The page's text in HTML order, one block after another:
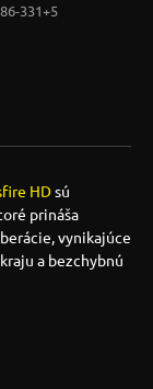
331+5
HDsú
prináša
vynikajúce
a bezchybnú